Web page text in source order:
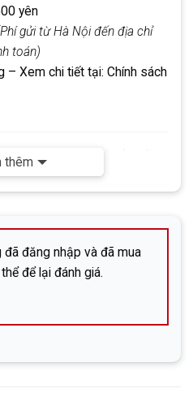
yên
gửi từ Hà Nội đến địa chỉ
toán)
– Xem chi tiết tại: Chính sách
thực hiện qua tài khoản công
cá nhân. Quý khách vui
khi giao dịch.
cổ phần DHP)
13-203 (Hiroshima-shi,
Đông)
thêm
đã đăng nhập và đã mua
để lại đánh giá.